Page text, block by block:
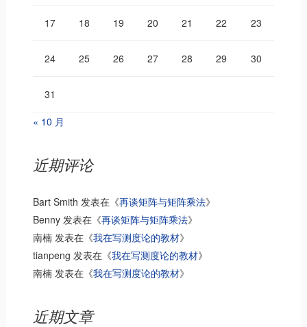
17 18 19 20 21 22 23
24 25 26 27 28 29 30
31
« 10 月
近期评论
Bart Smith 发表在《再谈矩阵与矩阵乘法》
Benny发表在《再谈矩阵与矩阵乘法》
南楠发表在《我在写测度论的教材》
tianpeng 发表在《我在写测度论的教材》
南楠发表在《我在写测度论的教材》
近期文章